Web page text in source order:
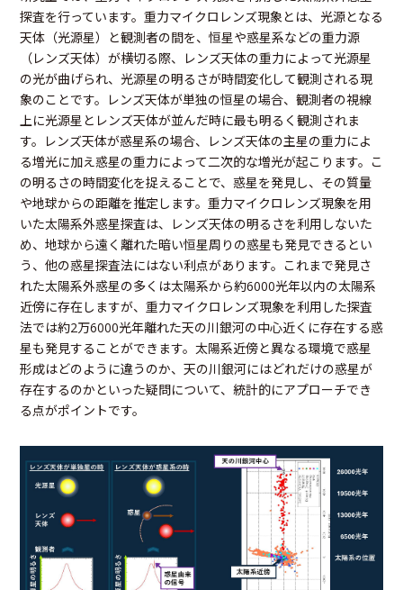
探査を行っています。重力マイクロレンズ現象とは、光源となる
天体（光源星）と観測者の間を、恒星や惑星系などの重力源
（レンズ天体）が横切る際、レンズ天体の重力によって光源星
の光が曲げられ、光源星の明るさが時間変化して観測される現
象のことです。レンズ天体が単独の恒星の場合、観測者の視線
上に光源星とレンズ天体が並んだ時に最も明るく観測されま
す。レンズ天体が惑星系の場合、レンズ天体の主星の重力によ
る増光に加え惑星の重力によって二次的な増光が起こります。こ
の明るさの時間変化を捉えることで、惑星を発見し、その質量
や地球からの距離を推定します。重力マイクロレンズ現象を用
いた太陽系外惑星探査は、レンズ天体の明るさを利用しないた
め、地球から遠く離れた暗い恒星周りの惑星も発見できるとい
う、他の惑星探査法にはない利点があります。これまで発見さ
れた太陽系外惑星の多くは太陽系から約6000光年以内の太陽系
近傍に存在しますが、重力マイクロレンズ現象を利用した探査
法では約2万6000光年離れた天の川銀河の中心近くに存在する惑
星も発見することができます。太陽系近傍と異なる環境で惑星
形成はどのように違うのか、天の川銀河にはどれだけの惑星が
存在するのかといった疑問について、統計的にアプローチでき
る点がポイントです。